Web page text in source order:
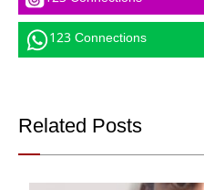
123 Connections
Related Posts